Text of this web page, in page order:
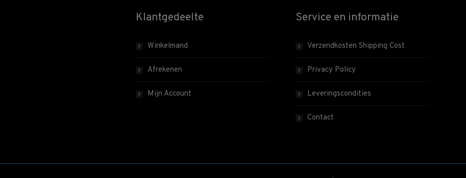
Klantgedeelte
Winkelmand
Afrekenen
Mijn Account
Service en informatie
Verzendkosten Shipping Cost
Privacy Policy
Leveringscondities
Contact